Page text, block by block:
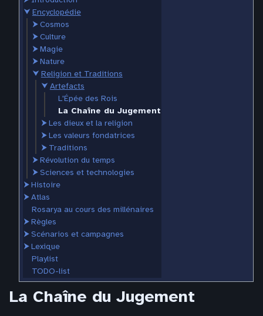
⮟ Encyclopédie
⮞Cosmos
⮞Culture
⮞Magie
⮞Nature
⮟ Religion et Traditions
⮟ Artefacts
L'Épée des Rois
La Chaîne du Jugement
⮞Les dieux et la religion
⮞Les valeurs fondatrices
⮞ Traditions
⮞Révolution du temps
⮞Sciences et technologies
⮞Histoire
⮞Atlas
Rosarya au cours des millénaires
⮞Règles
⮞Scénarios et campagnes
⮞Lexique
Playlist
TODO-list
La Chaîne du Jugement